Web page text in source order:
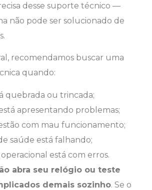
desse suporte técnico —
não pode ser solucionado de
recomendamos buscar uma
quando:
quebrada ou trincada;
apresentando problemas;
com mau funcionamento;
saúde está falhando;
está com erros.
abra seu relógio ou teste
demais sozinho. Se o